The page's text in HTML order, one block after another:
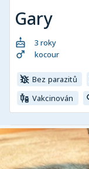
Gary
3 roky
kocour
Bez parazitů
Vakcinován